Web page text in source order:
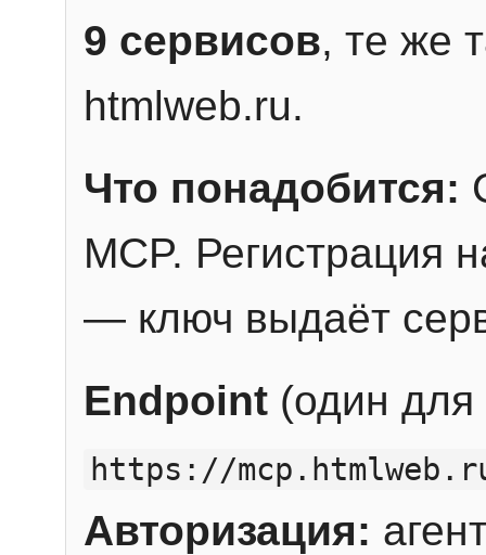
9 сервисов, те же
htmlweb.ru.
Что понадобится:
MCP. Регистрация
— ключ выдаёт
Endpoint (один для
https://
Авторизация: